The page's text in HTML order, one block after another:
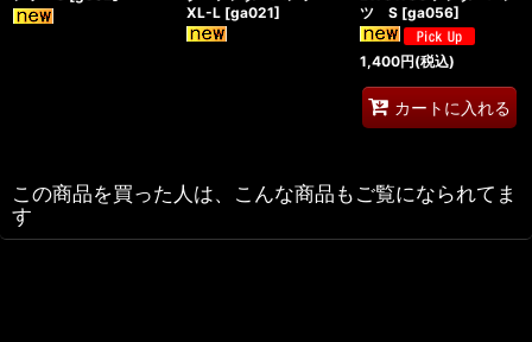
XL-L [ga021]
ツ S [ga056]
1,400円(税込)
カートに入れる
この商品を買った人は、こんな商品もご覧になられてま
す